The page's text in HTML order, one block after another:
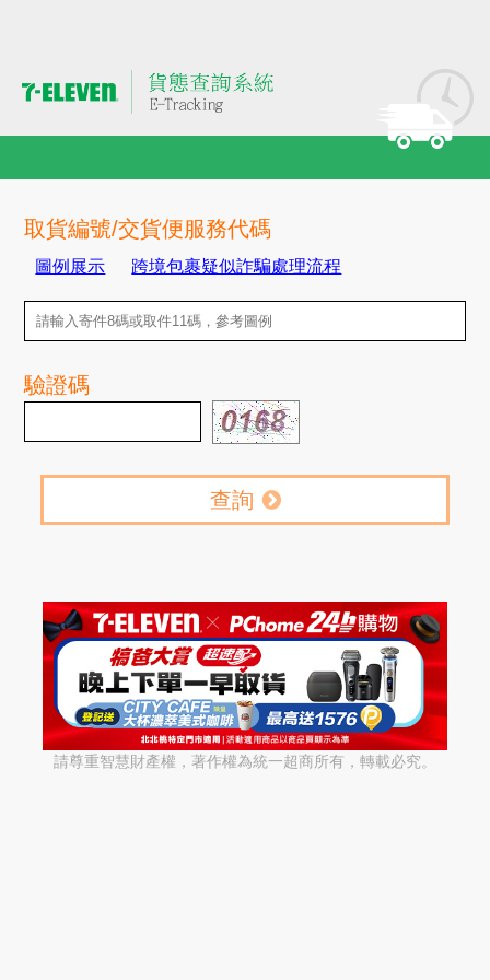
取貨編號/交貨便服務代碼
驗證碼
查詢
請尊重智慧財產權，著作權為統一超商所有，轉載必究。